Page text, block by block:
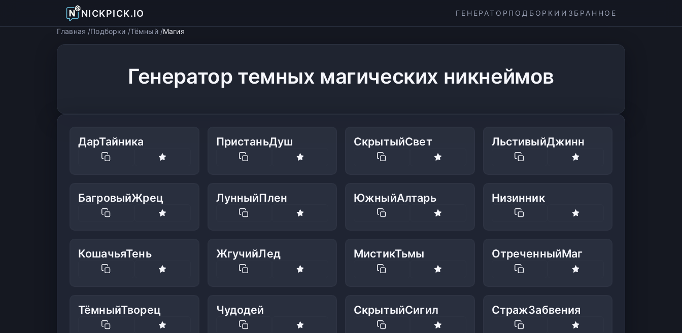
NICKPICK.IO ГЕНЕРАТОР ПОДБОРКИ ИЗБРАННОЕ
Главная Подборки Тёмный Магия
Генератор темных магических никнеймов
ДарТайника ПристаньДуш СкрытыйСвет ЛьстивыйДжинн
БагровыйЖрец ЛунныйПлен ЮжныйАлтарь Низинник
КошачьяТень ЖгучийЛед МистикТьмы ОтреченныйМаг
ТёмныйТворец Чудодей СкрытыйСигил СтражЗабвения